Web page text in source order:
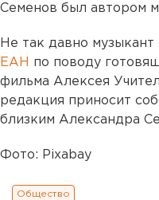
Семенов был автором
Не так давно музыкант
ЕАН по поводу
фильма Алексея
редакция приносит
близким Александра
Фото: Pixabay
Общество